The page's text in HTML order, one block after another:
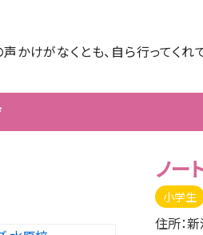
かけがなくとも、自ら行ってくれ
ノー
小学生
住所：